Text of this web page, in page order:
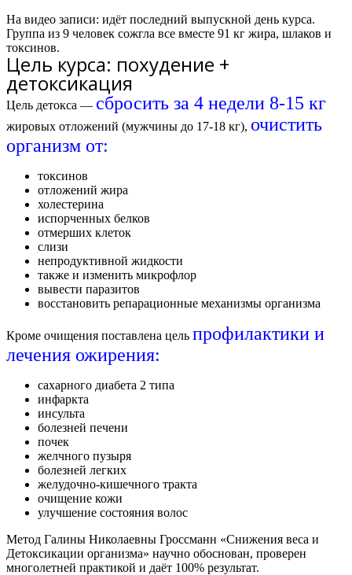
На видео записи: идёт последний выпускной день курса.
Группа из 9 человек сожгла все вместе 91 кг жира, шлаков и
токсинов.
Цель курса: похудение +
детоксикация
Цель детокса — сбросить за 4 недели 8-15 кг
жировых отложений (мужчины до 17-18 кг), очистить
организм от:
токсинов
отложений жира
холестерина
испорченных белков
отмерших клеток
слизи
непродуктивной жидкости
также и изменить микрофлор
вывести паразитов
восстановить репарационные механизмы организма
Кроме очищения поставлена цель профилактики и
лечения ожирения:
сахарного диабета 2 типа
инфаркта
инсульта
болезней печени
почек
желчного пузыря
болезней легких
желудочно-кишечного тракта
очищение кожи
улучшение состояния волос
Метод Галины Николаевны Гроссманн «Снижения веса и
Детоксикации организма» научно обоснован, проверен
многолетней практикой и даёт 100% результат.